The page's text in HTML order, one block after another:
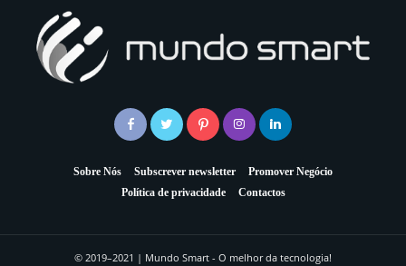
Sobre Nós Subscrever newsletter
Promover Negócio
Política de privacidade
Contactos
© 2019–2021 | Mundo Smart - O melhor da tecnologia!